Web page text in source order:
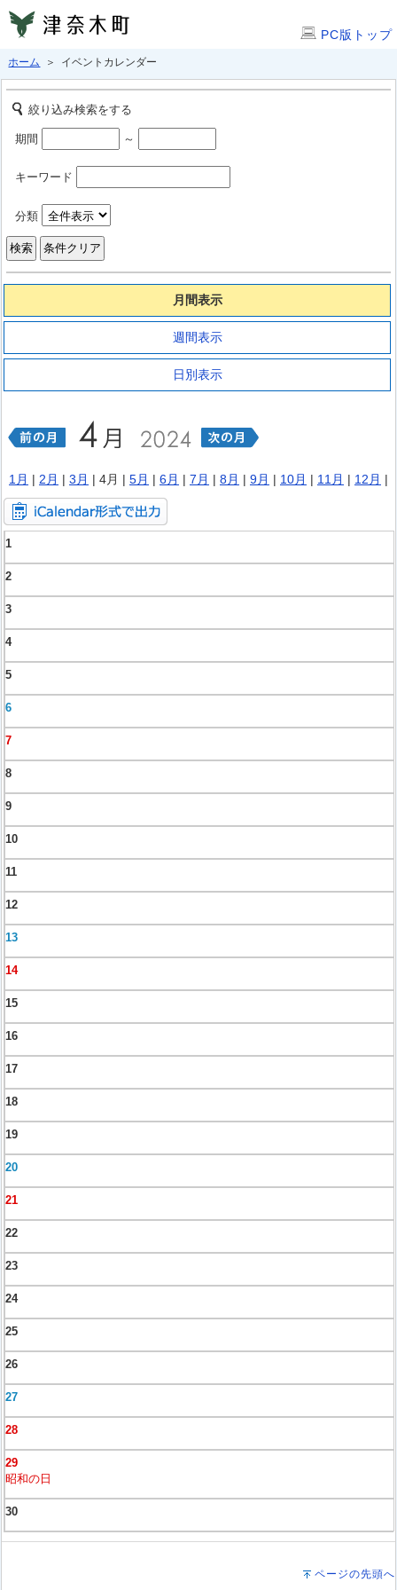
PC版トップ
ホーム ＞ イベントカレンダー
絞り込み検索をする
期間 ～
キーワード
分類
月間表示
週間表示
日別表示
1月 | 2月 | 3月 | 4月 | 5月 | 6月 | 7月 | 8月 | 9月 | 10月 | 11月 | 12月 |
1
2
3
4
5
6
7
8
9
10
11
12
13
14
15
16
17
18
19
20
21
22
23
24
25
26
27
28
29
昭和の日
30
ページの先頭へ